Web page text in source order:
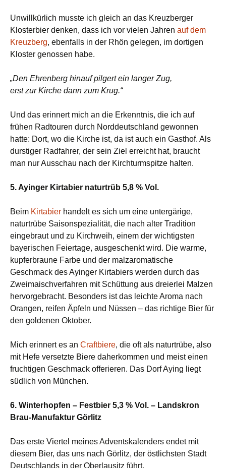
Unwillkürlich musste ich gleich an das Kreuzberger
Klosterbier denken, dass ich vor vielen Jahren auf dem
Kreuzberg, ebenfalls in der Rhön gelegen, im dortigen
Kloster genossen habe.
„Den Ehrenberg hinauf pilgert ein langer Zug,
erst zur Kirche dann zum Krug.“
Und das erinnert mich an die Erkenntnis, die ich auf
frühen Radtouren durch Norddeutschland gewonnen
hatte: Dort, wo die Kirche ist, da ist auch ein Gasthof. Als
durstiger Radfahrer, der sein Ziel erreicht hat, braucht
man nur Ausschau nach der Kirchturmspitze halten.
5. Ayinger Kirtabier naturtrüb 5,8 % Vol.
Beim Kirtabier handelt es sich um eine untergärige,
naturtrübe Saisonspezialität, die nach alter Tradition
eingebraut und zu Kirchweih, einem der wichtigsten
bayerischen Feiertage, ausgeschenkt wird. Die warme,
kupferbraune Farbe und der malzaromatische
Geschmack des Ayinger Kirtabiers werden durch das
Zweimaischverfahren mit Schüttung aus dreierlei Malzen
hervorgebracht. Besonders ist das leichte Aroma nach
Orangen, reifen Äpfeln und Nüssen – das richtige Bier für
den goldenen Oktober.
Mich erinnert es an Craftbiere, die oft als naturtrübe, also
mit Hefe versetzte Biere daherkommen und meist einen
fruchtigen Geschmack offerieren. Das Dorf Aying liegt
südlich von München.
6. Winterhopfen – Festbier 5,3 % Vol. – Landskron
Brau-Manufaktur Görlitz
Das erste Viertel meines Adventskalenders endet mit
diesem Bier, das uns nach Görlitz, der östlichsten Stadt
Deutschlands in der Oberlausitz führt.